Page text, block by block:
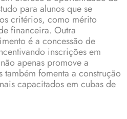
para alunos que se
critérios, como mérito
financeira. Outra
é a concessão de
inscrições em
apenas promove a
fomenta a construção
capacitados em cubas de